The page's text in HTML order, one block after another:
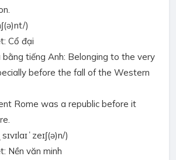
)
Cổ đại
bằng tiếng Anh: Belonging to the very
before the fall of the Western
Rome was a republic before it
)
Nền văn minh